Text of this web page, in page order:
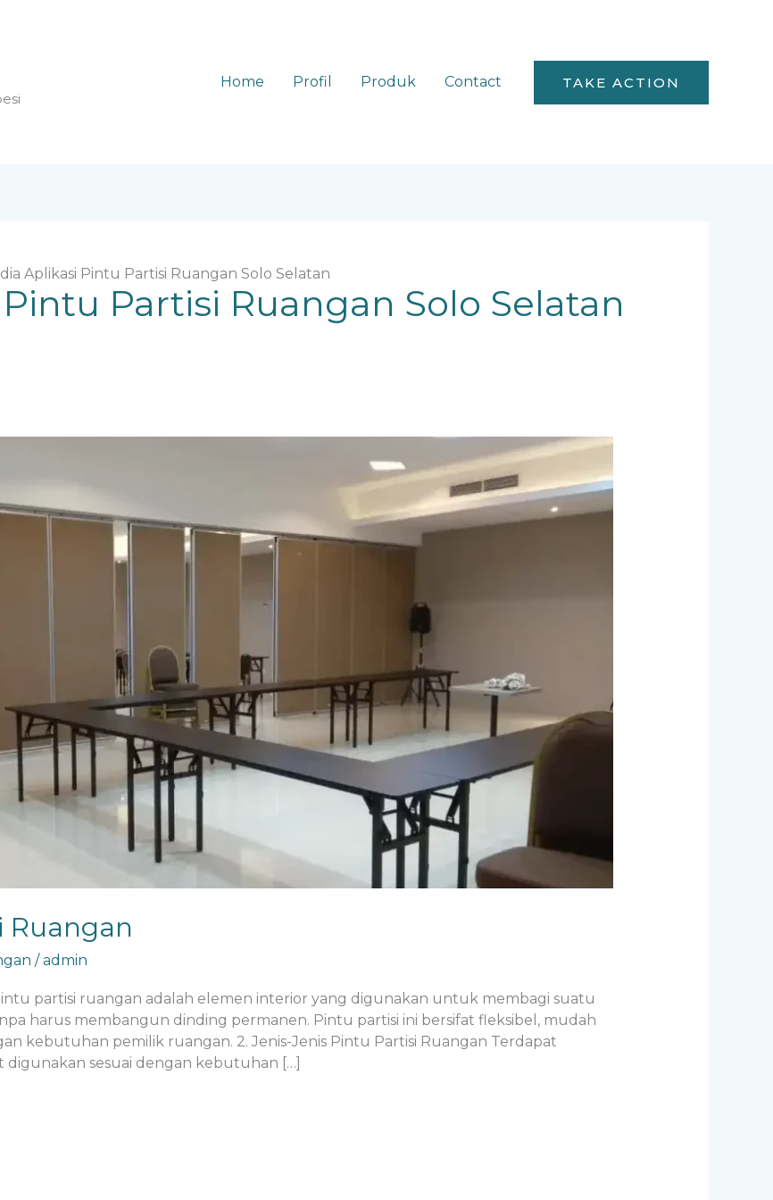
Home Profil Produk Contact TAKE ACTION
Aplikasi Pintu Partisi Ruangan Solo Selatan
Partisi Ruangan Solo Selatan
Ruangan
/admin
partisi ruangan adalah elemen interior yang digunakan untuk membagi suatu
harus membangun dinding permanen. Pintu partisi ini bersifat fleksibel, mudah
kebutuhan pemilik ruangan. 2. Jenis-Jenis Pintu Partisi Ruangan Terdapat
digunakan sesuai dengan kebutuhan […]